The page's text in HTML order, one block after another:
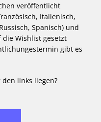
veröffentlicht
Italienisch,
Spanisch) und
Wishlist gesetzt
gibt es
links liegen?